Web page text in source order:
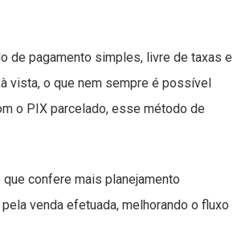
de pagamento simples, livre de taxas e
vista, o que nem sempre é possível
o PIX parcelado, esse método de
confere mais planejamento
venda efetuada, melhorando o fluxo